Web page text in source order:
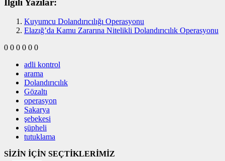
Kuyumcu Dolandırıcılığı Operasyonu
Elazığ’da Kamu Zararına Nitelikli Dolandırıcılık Operasyonu
0 0 0 0 0 0
adli kontrol
arama
Dolandırıcılık
Gözaltı
operasyon
Sakarya
şebekesi
şüpheli
tutuklama
SİZİN İÇİN SEÇTİKLERİMİZ